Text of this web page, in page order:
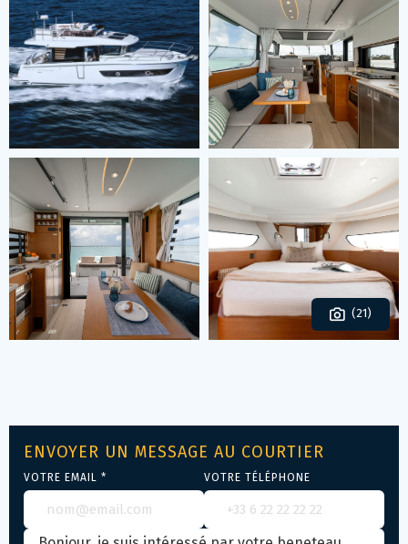
(21)
ENVOYER UN MESSAGE AU COURTIER
VOTRE EMAIL * VOTRE TÉLÉPHONE